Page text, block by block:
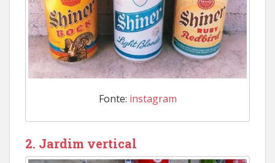
Fonte: instagram
2. Jardim vertical